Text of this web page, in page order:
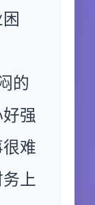
的
强
难
上